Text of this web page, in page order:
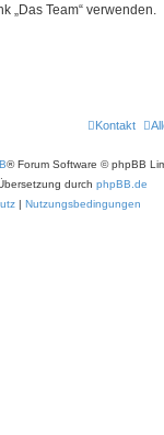
„Das Team“ verwenden.
Kontakt
® Forum Software © phpBB
durch phpBB.de
| Nutzungsbedingungen